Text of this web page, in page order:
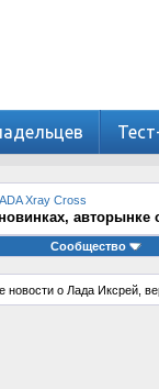
Xray Cross
авторынке
Сообщество
новости о Лада Иксрей,